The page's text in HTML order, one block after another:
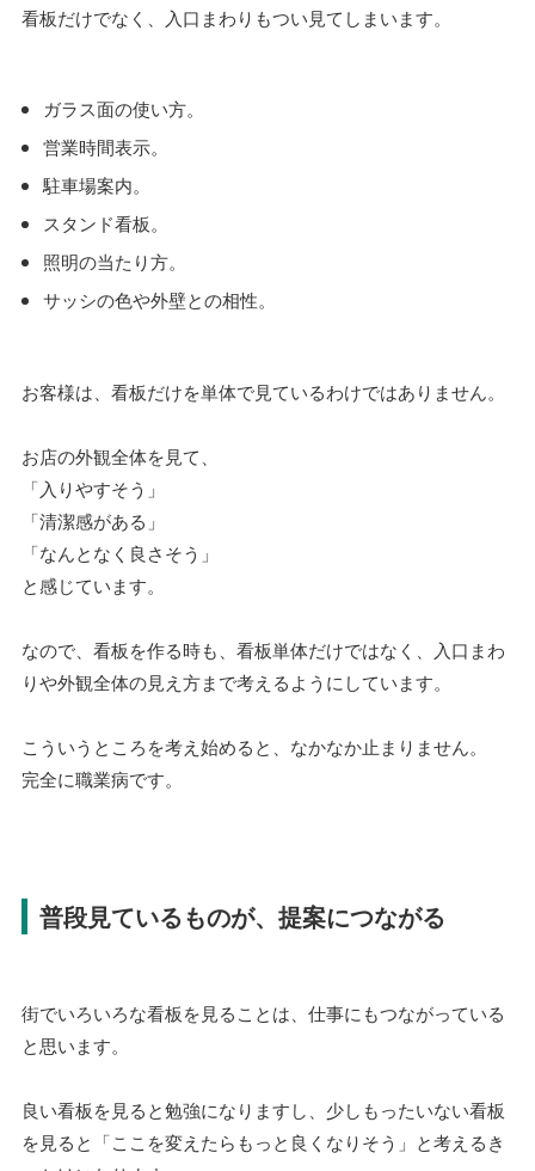
看板だけでなく、入口まわりもつい見てしまいます。
ガラス面の使い方。
営業時間表示。
駐車場案内。
スタンド看板。
照明の当たり方。
サッシの色や外壁との相性。
お客様は、看板だけを単体で見ているわけではありません。
お店の外観全体を見て、
「入りやすそう」
「清潔感がある」
「なんとなく良さそう」
と感じています。
なので、看板を作る時も、看板単体だけではなく、入口まわ
りや外観全体の見え方まで考えるようにしています。
こういうところを考え始めると、なかなか止まりません。
完全に職業病です。
普段見ているものが、提案につながる
街でいろいろな看板を見ることは、仕事にもつながっている
と思います。
良い看板を見ると勉強になりますし、少しもったいない看板
を見ると「ここを変えたらもっと良くなりそう」と考えるき